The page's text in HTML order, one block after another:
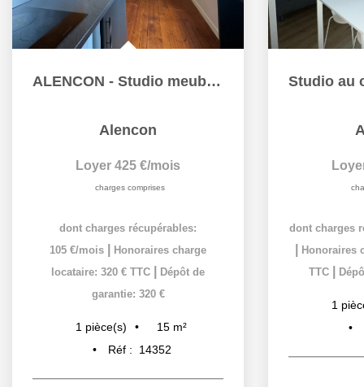
ALENCON - Studio meublé en centre ville 1 pièce de 15 m2
Alencon
Loyer 425 €/mois
charges comprises
dont charges récupérables:
105 €/mois
Honoraires charge
locataire: 320 € TTC
Dépôt de
garantie: 320 €
1 pièce(s) 15 m²
Réf :
14352
dont charges
Honoraires
TTC
1